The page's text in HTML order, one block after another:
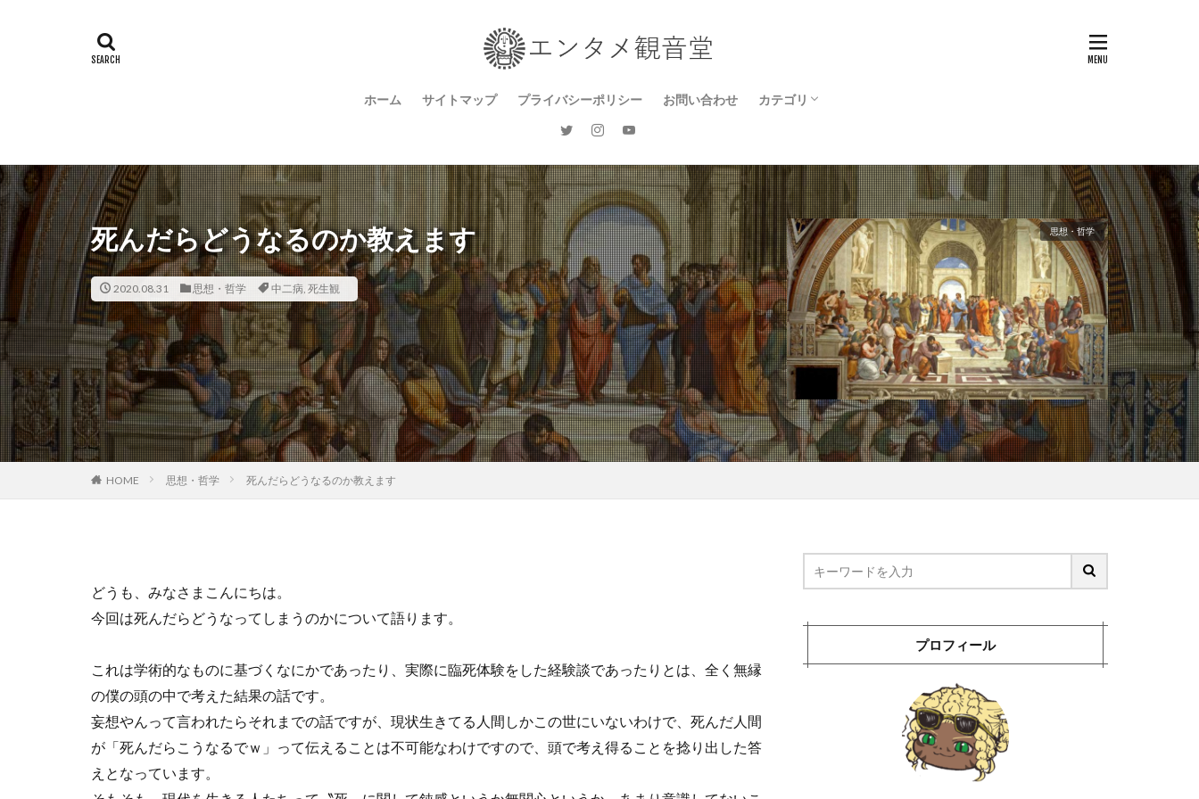
ホーム サイトマップ プライバシーポリシー お問い合わせ カテゴリ
死んだらどうなるのか教えます
2020.08.31 思想・哲学 中二病, 死生観
思想・哲学
HOME 思想・哲学 死んだらどうなるのか教えます
どうも、みなさまこんにちは。
今回は死んだらどうなってしまうのかについて語ります。
これは学術的なものに基づくなにかであったり、実際に臨死体験をした経験談であったりとは、全く無縁
の僕の頭の中で考えた結果の話です。
妄想やんって言われたらそれまでの話ですが、現状生きてる人間しかこの世にいないわけで、死んだ人間
が「死んだらこうなるでｗ」って伝えることは不可能なわけですので、頭で考え得ることを捻り出した答
えとなっています。
プロフィール